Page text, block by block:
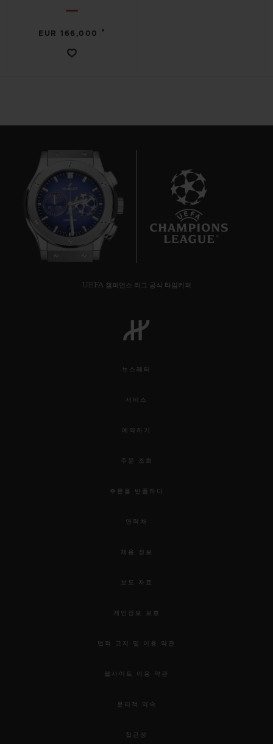
EUR 166,000 •
UEFA 챔피언스 리그 공식 타임키퍼
뉴스레터
서비스
예약하기
주문 조회
주문을 반품하다
연락처
채용 정보
보도 자료
개인정보 보호
법적 고지 및 이용 약관
웹사이트 이용 약관
윤리적 약속
접근성